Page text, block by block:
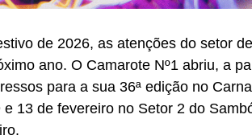
de 2026, as atenções do setor
ano. O Camarote Nº1 abriu, a
para a sua 36ª edição no
13 de fevereiro no Setor 2 do